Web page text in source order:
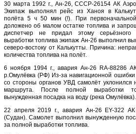
30 марта 1992 г., Ан-26, СССР-26154 АК
Экипаж выполнял рейс из Ханоя в
полёта 5 ч 50 мин (!). При
доложено об малом остатке топлива и
диспетчер не придал этому
выработки топлива экипаж Ан-26 выполнил
северо-востоку от Калькутты. Причина:
количества топлива на полёт.
6 ноября 1994 г., авария Ан-26 RA-88286
р.Омулёвка (РФ) Из-за навигационной ошибки
со стороны органов УВД самолёт уклонился
маршрута. После полной выработки
вынужденная посадка на воду (река
22 апреля 2019 г., авария Ан-26 EY-322
(Судан). Самолет выполнил вынужденную
за полной выработки топлива.